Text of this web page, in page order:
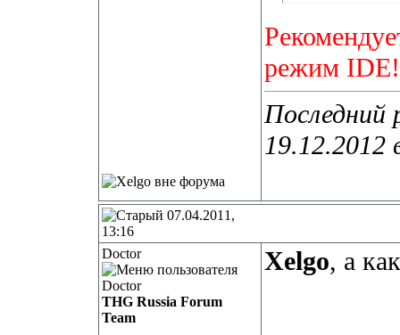
режим IDE!
Последний
19.12.2012
07.04.2011,
13:16
Doctor
THG Russia Forum
Team
Xelgo, а